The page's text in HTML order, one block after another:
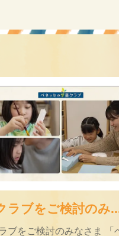
ラブをご検討のみ
ブをご検討のみなさま 「